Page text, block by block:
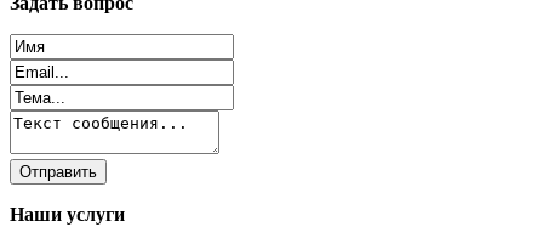
Наши услуги